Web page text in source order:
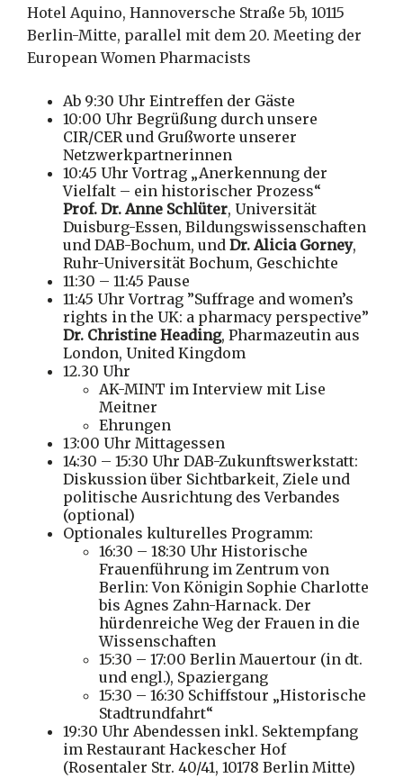
Hotel Aquino, Hannoversche Straße 5b, 10115
Berlin-Mitte, parallel mit dem 20. Meeting der
European Women Pharmacists
Ab 9:30 Uhr Eintreffen der Gäste
10:00 Uhr Begrüßung durch unsere
CIR/CER und Grußworte unserer
Netzwerkpartnerinnen
10:45 Uhr Vortrag „Anerkennung der
Vielfalt – ein historischer Prozess“
Prof. Dr. Anne Schlüter, Universität
Duisburg-Essen, Bildungswissenschaften
und DAB-Bochum, und Dr. Alicia Gorney,
Ruhr-Universität Bochum, Geschichte
11:30 – 11:45 Pause
11:45 Uhr Vortrag ”Suffrage and women’s
rights in the UK: a pharmacy perspective”
Dr. Christine Heading, Pharmazeutin aus
London, United Kingdom
12.30 Uhr
AK-MINT im Interview mit Lise
Meitner
Ehrungen
13:00 Uhr Mittagessen
14:30 – 15:30 Uhr DAB-Zukunftswerkstatt:
Diskussion über Sichtbarkeit, Ziele und
politische Ausrichtung des Verbandes
(optional)
Optionales kulturelles Programm:
16:30 – 18:30 Uhr Historische
Frauenführung im Zentrum von
Berlin: Von Königin Sophie Charlotte
bis Agnes Zahn-Harnack. Der
hürdenreiche Weg der Frauen in die
Wissenschaften
15:30 – 17:00 Berlin Mauertour (in dt.
und engl.), Spaziergang
15:30 – 16:30 Schiffstour „Historische
Stadtrundfahrt“
19:30 Uhr Abendessen inkl. Sektempfang
im Restaurant Hackescher Hof
(Rosentaler Str. 40/41, 10178 Berlin Mitte)